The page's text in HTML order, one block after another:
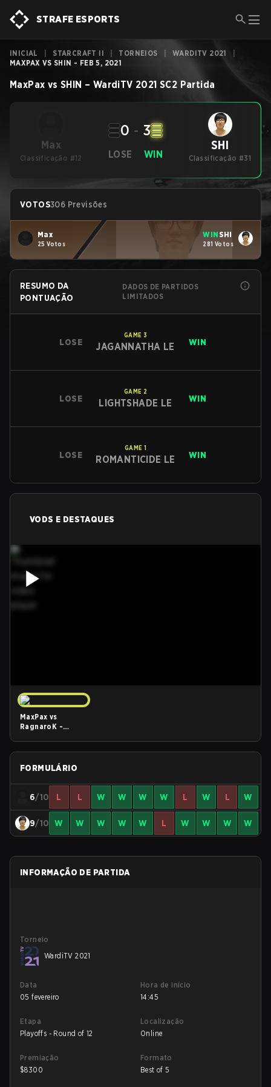
STRAFE ESPORTS
INICIAL STARCRAFT II TORNEIOS WARDITV 2021
MAXPAX VS SHIN - FEB 5, 2021
MaxPax vs SHIN – WardiTV 2021 SC2 Partida
Max
Classificação #12 LOSE
0 - 3
WIN
SHI
Classificação #31
VOTOS306 Previsões
Max
25 Votos
WINSHI
281 Votos
RESUMO DA
PONTUAÇÃO
DADOS DE PARTIDOS
LIMITADOS
LOSE
GAME 3
JAGANNATHA LE WIN
LOSE
GAME 2
LIGHTSHADE LE WIN
LOSE
GAME 1
ROMANTICIDE LE WIN
VODS E DESTAQUES
MaxPax vs
RagnaroK -
FORMULÁRIO
6/10 L L W W W W L W L W
9/10 W W W W W L W W W W
INFORMAÇÃO DE PARTIDA
Torneio
WardiTV 2021
Data
05 fevereiro
Hora de início
14:45
Etapa
Playoffs - Round of 12
Localização
Online
Premiação
$8300
Formato
Best of 5